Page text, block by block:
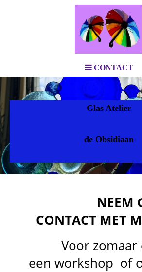
CONTACT
Glas Atelier
de Obsidiaan
NEEM
CONTACT MET
Voor zomaar
een workshop of